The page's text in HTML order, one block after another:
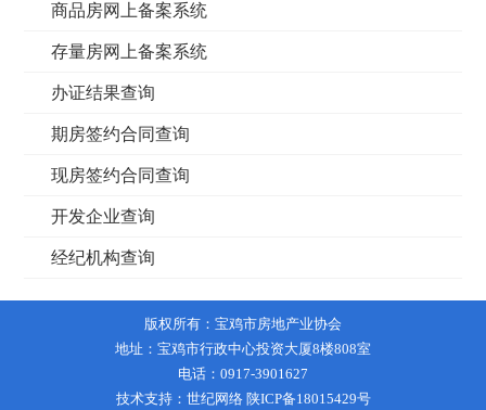
商品房网上备案系统
存量房网上备案系统
办证结果查询
期房签约合同查询
现房签约合同查询
开发企业查询
经纪机构查询
版权所有：宝鸡市房地产业协会
地址：宝鸡市行政中心投资大厦8楼808室
电话：0917-3901627
技术支持：世纪网络 陕ICP备18015429号